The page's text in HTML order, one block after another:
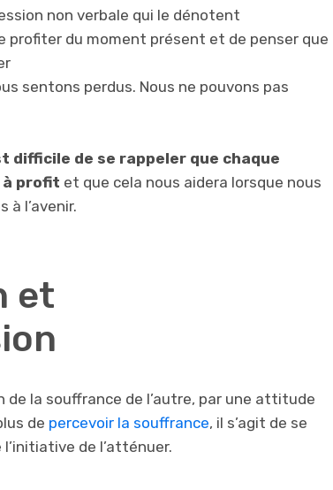
non verbale qui le dénotent
profiter du moment présent et de penser que
sentons perdus. Nous ne pouvons pas
difficile de se rappeler que chaque
à profit et que cela nous aidera lorsque nous
l’avenir.
et
la souffrance de l’autre, par une attitude
de percevoir la souffrance, il s’agit de se
de l’atténuer.